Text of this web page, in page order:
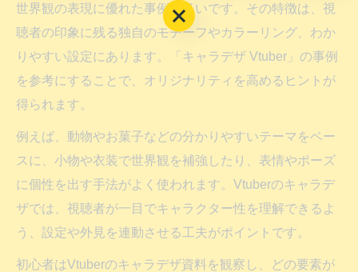
世界観の表現に優れた事例が多いです。その特徴は、視
聴者の印象に残る独自のモチーフやカラーリング、わか
りやすい設定にあります。「キャラデザ Vtuber」の事例
を参考にすることで、オリジナリティを高めるヒントが
得られます。
例えば、動物やお菓子などの分かりやすいテーマをベー
スに、小物や衣装で世界観を補強したり、表情やポーズ
に個性を出す手法がよく使われます。Vtuberのキャラデ
ザでは、視聴者が一目でキャラクター性を理解できるよ
う、設定や外見を連動させる工夫がポイントです。
初心者はVtuberのキャラデザ資料を観察し、どの要素が
お問い合わせはこちら